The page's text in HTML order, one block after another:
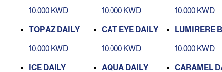
10.000 KWD 10.000 KWD 10.000 KWD
TOPAZ DAILY
10.000 KWD
CAT EYE DAILY
10.000 KWD
LUMIRERE
10.000 KWD
ICE DAILY AQUA DAILY CARAMEL